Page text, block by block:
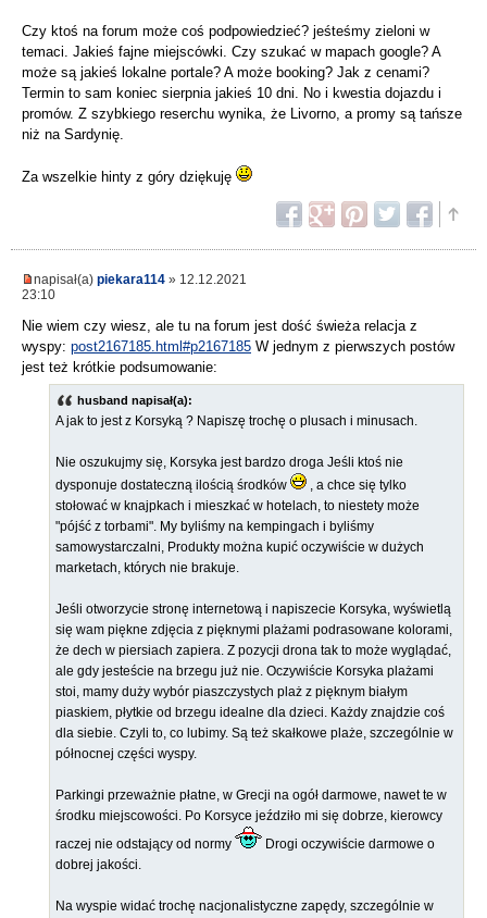
Czy ktoś na forum może coś podpowiedzieć? jeśteśmy zieloni w
temaci. Jakieś fajne miejscówki. Czy szukać w mapach google? A
może są jakieś lokalne portale? A może booking? Jak z cenami?
Termin to sam koniec sierpnia jakieś 10 dni. No i kwestia dojazdu i
promów. Z szybkiego reserchu wynika, że Livorno, a promy są tańsze
niż na Sardynię.
Za wszelkie hinty z góry dziękuję
napisał(a) piekara114 » 12.12.2021
23:10
Nie wiem czy wiesz, ale tu na forum jest dość świeża relacja z
wyspy: post2167185.html#p2167185 W jednym z pierwszych postów
jest też krótkie podsumowanie:
husband napisał(a):
A jak to jest z Korsyką ? Napiszę trochę o plusach i minusach.
Nie oszukujmy się, Korsyka jest bardzo droga Jeśli ktoś nie
dysponuje dostateczną ilością środków
, a chce się tylko
stołować w knajpkach i mieszkać w hotelach, to niestety może
"pójść z torbami". My byliśmy na kempingach i byliśmy
samowystarczalni, Produkty można kupić oczywiście w dużych
marketach, których nie brakuje.
Jeśli otworzycie stronę internetową i napiszecie Korsyka, wyświetlą
się wam piękne zdjęcia z pięknymi plażami podrasowane kolorami,
że dech w piersiach zapiera. Z pozycji drona tak to może wyglądać,
ale gdy jesteście na brzegu już nie. Oczywiście Korsyka plażami
stoi, mamy duży wybór piaszczystych plaż z pięknym białym
piaskiem, płytkie od brzegu idealne dla dzieci. Każdy znajdzie coś
dla siebie. Czyli to, co lubimy. Są też skałkowe plaże, szczególnie w
północnej części wyspy.
Parkingi przeważnie płatne, w Grecji na ogół darmowe, nawet te w
środku miejscowości. Po Korsyce jeździło mi się dobrze, kierowcy
raczej nie odstający od normy
Drogi oczywiście darmowe o
dobrej jakości.
Na wyspie widać trochę nacjonalistyczne zapędy, szczególnie w